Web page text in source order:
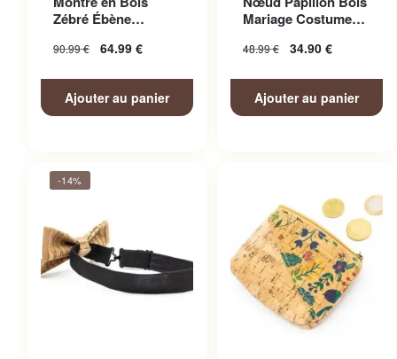
Zébré Ébène
90.99€ 64.99 €
Ajouter au panier
Mariage Costume
48.99€ 34.90 €
Ajouter au panier
-14%